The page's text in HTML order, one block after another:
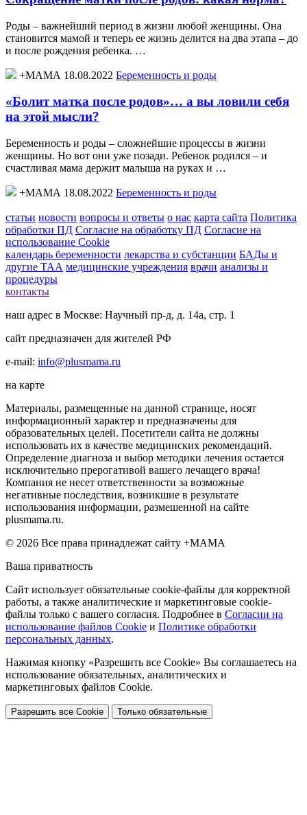
Роды – важнейший период в жизни любой женщины. Она
становится мамой и теперь ее жизнь делится на два этапа – до
и после рождения ребенка. …
+МАМА 18.08.2022 Беременность и роды
«Болит матка после родов»… а вы ловили себя
на этой мысли?
Беременность и роды – сложнейшие процессы в жизни
женщины. Но вот они уже позади. Ребенок родился – и
счастливая мама держит малыша на руках и …
+МАМА 18.08.2022 Беременность и роды
статьи новости вопросы и ответы о нас карта сайта Политика
обработки ПД Согласие на обработку ПД Согласие на
использование Cookie
календарь беременности лекарства и субстанции БАДы и
другие ТАА медицинские учреждения врачи анализы и
процедуры
контакты
наш адрес в Москве: Научный пр-д, д. 14а, стр. 1
сайт предназначен для жителей РФ
e-mail: info@plusmama.ru
на карте
Материалы, размещенные на данной странице, носят
информационный характер и предназначены для
образовательных целей. Посетители сайта не должны
использовать их в качестве медицинских рекомендаций.
Определение диагноза и выбор методики лечения остается
исключительно прерогативой вашего лечащего врача!
Компания не несет ответственности за возможные
негативные последствия, возникшие в результате
использования информации, размешенной на сайте
plusmama.ru.
© 2026 Все права принадлежат сайту +МАМА
Ваша приватность
Сайт использует обязательные cookie-файлы для корректной
работы, а также аналитические и маркетинговые cookie-
файлы только с вашего согласия. Подробнее в Согласии на
использование файлов Cookie и Политике обработки
персональных данных.
Нажимая кнопку «Разрешить все Cookie» Вы соглашаетесь на
использование обязательных, аналитических и
маркетинговых файлов Cookie.
Разрешить все Cookie Только обязательные